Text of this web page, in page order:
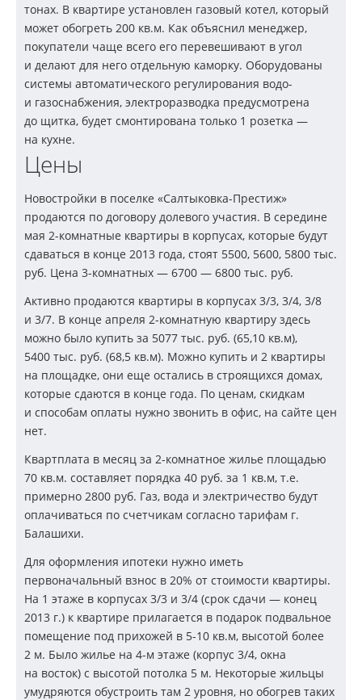
тонах. В квартире установлен газовый котел, который
может обогреть 200 кв.м. Как объяснил менеджер,
покупатели чаще всего его перевешивают в угол
и делают для него отдельную каморку. Оборудованы
системы автоматического регулирования водо-
и газоснабжения, электроразводка предусмотрена
до щитка, будет смонтирована только 1 розетка —
на кухне.
Цены
Новостройки в поселке «Салтыковка-Престиж»
продаются по договору долевого участия. В середине
мая 2-комнатные квартиры в корпусах, которые будут
сдаваться в конце 2013 года, стоят 5500, 5600, 5800 тыс.
руб. Цена 3-комнатных — 6700 — 6800 тыс. руб.
Активно продаются квартиры в корпусах 3/3, 3/4, 3/8
и 3/7. В конце апреля 2-комнатную квартиру здесь
можно было купить за 5077 тыс. руб. (65,10 кв.м),
5400 тыс. руб. (68,5 кв.м). Можно купить и 2 квартиры
на площадке, они еще остались в строящихся домах,
которые сдаются в конце года. По ценам, скидкам
и способам оплаты нужно звонить в офис, на сайте цен
нет.
Квартплата в месяц за 2-комнатное жилье площадью
70 кв.м. составляет порядка 40 руб. за 1 кв.м, т.е.
примерно 2800 руб. Газ, вода и электричество будут
оплачиваться по счетчикам согласно тарифам г.
Балашихи.
Для оформления ипотеки нужно иметь
первоначальный взнос в 20% от стоимости квартиры.
На 1 этаже в корпусах 3/3 и 3/4 (срок сдачи — конец
2013 г.) к квартире прилагается в подарок подвальное
помещение под прихожей в 5-10 кв.м, высотой более
2 м. Было жилье на 4-м этаже (корпус 3/4, окна
на восток) с высотой потолка 5 м. Некоторые жильцы
умудряются обустроить там 2 уровня, но обогрев таких